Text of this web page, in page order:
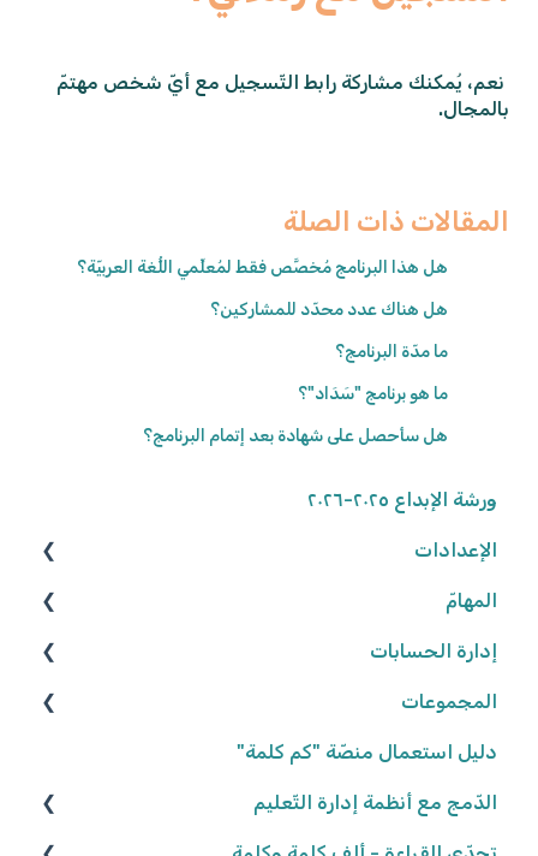
نعم، يُمكنك مشاركة رابط التّسجيل مع أيّ شخص مهتمّ
بالمجال.
المقالات ذات الصلة
هل هذا البرنامج مُخصَّص فقط لمُعلِّمي اللُّغة العربيّة؟
هل هناك عدد محدّد للمشاركين؟
ما مدّة البرنامج؟
ما هو برنامج "سَدَاد"؟
هل سأحصل على شهادة بعد إتمام البرنامج؟
ورشة الإبداع ٢٠٢٥-٢٠٢٦
الإعدادات
الوصول إلى المنصّة
كلمة المرور
البيانات الشّخصيّة
شروط وأحكام
إعدادات المدرسة
المهامّ
البحث عن الموارد
تعديل المهامّ
إعدادات المهامّ
تعيين المهامّ
إدارة الحسابات
المعلّمون/ـات
التّلاميذ
المجموعات
إنشاء المجموعات
تعديل المجموعات
دليل استعمال منصّة "كم كلمة"
الدّمج مع أنظمة إدارة التّعليم